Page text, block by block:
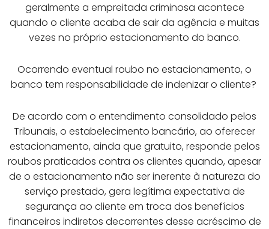
geralmente a empreitada criminosa acontece
quando o cliente acaba de sair da agência e muitas
vezes no próprio estacionamento do banco.
Ocorrendo eventual roubo no estacionamento, o
banco tem responsabilidade de indenizar o cliente?
De acordo com o entendimento consolidado pelos
Tribunais, o estabelecimento bancário, ao oferecer
estacionamento, ainda que gratuito, responde pelos
roubos praticados contra os clientes quando, apesar
de o estacionamento não ser inerente à natureza do
serviço prestado, gera legítima expectativa de
segurança ao cliente em troca dos benefícios
financeiros indiretos decorrentes desse acréscimo de